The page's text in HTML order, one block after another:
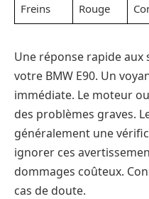
Freins Rouge
Une réponse rapide
votre BMW E90. Un
immédiate. Le moteur
des problèmes graves.
généralement une
ignorer ces
dommages coûteux.
cas de doute.